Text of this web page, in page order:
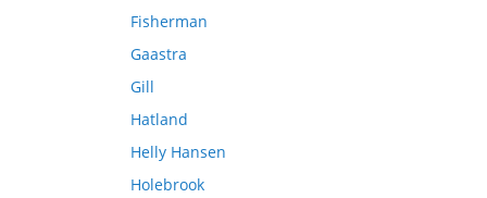
Fisherman
Gaastra
Gill
Hatland
Helly Hansen
Holebrook